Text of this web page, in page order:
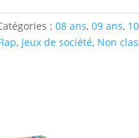
FAMILLE
: 08 ans, 09 ans,
, Jeux de société, Non